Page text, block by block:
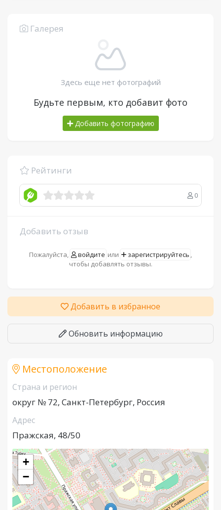
Галерея
Здесь еще нет фотографий
Будьте первым, кто добавит фото
Добавить фотографию
Рейтинги
0
Добавить отзыв
Пожалуйста, войдите или зарегистрируйтесь ,
чтобы добавлять отзывы.
Добавить в избранное
Обновить информацию
Местоположение
Страна и регион
округ № 72, Санкт-Петербург, Россия
Адрес
Пражская, 48/50
+
−